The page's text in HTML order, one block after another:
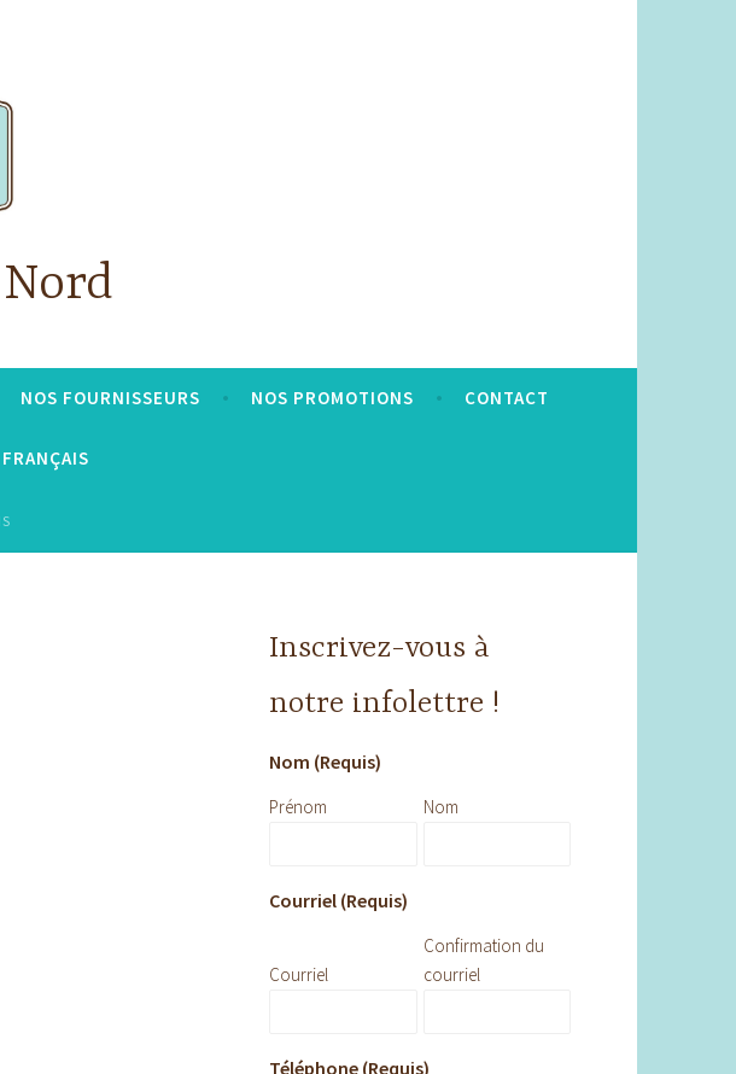
NOS FOURNISSEURS NOS PROMOTIONS CONTACT
FRANÇAIS
Inscrivez-vous à
notre infolettre !
Nom (Requis)
Prénom Nom
Courriel (Requis)
Courriel
Confirmation du
courriel
Téléphone (Requis)